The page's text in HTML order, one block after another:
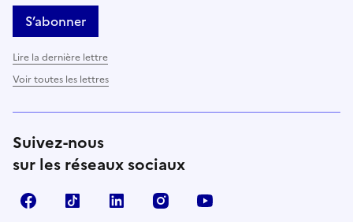
S’abonner
Lire la dernière lettre
Voir toutes les lettres
Suivez-nous
sur les réseaux sociaux
FacebookTikTok LinkedIn Instagram